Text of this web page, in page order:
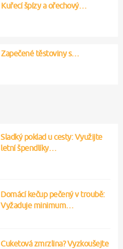
Kuřecí špízy a ořechový…
Zapečené těstoviny s…
Sladký poklad u cesty: Využijte
letní špendlíky…
Domácí kečup pečený v troubě:
Vyžaduje minimum…
Cuketová zmrzlina? Vyzkoušejte